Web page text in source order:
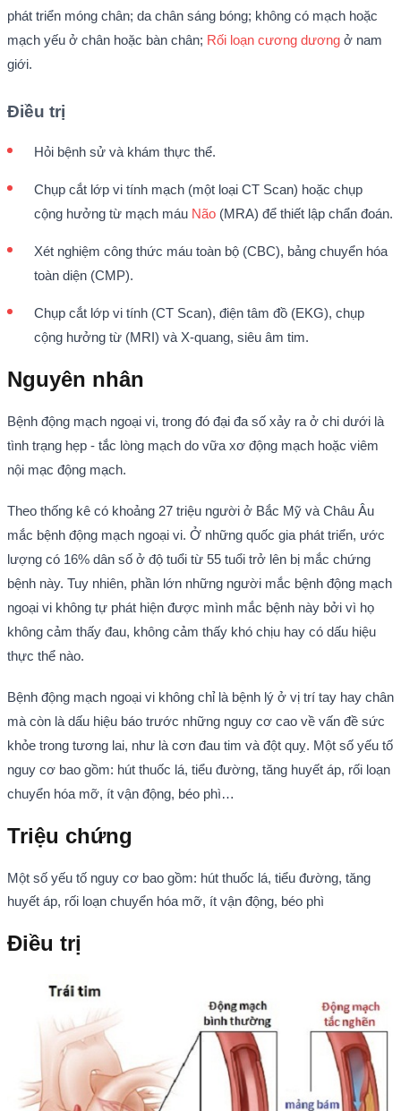
phát triển móng chân; da chân sáng bóng; không có mạch hoặc
mạch yếu ở chân hoặc bàn chân; Rối loạn cương dương ở nam
giới.
Điều trị
Hỏi bệnh sử và khám thực thể.
Chụp cắt lớp vi tính mạch (một loại CT Scan) hoặc chụp
cộng hưởng từ mạch máu Não (MRA) để thiết lập chẩn đoán.
Xét nghiệm công thức máu toàn bộ (CBC), bảng chuyển hóa
toàn diện (CMP).
Chụp cắt lớp vi tính (CT Scan), điện tâm đồ (EKG), chụp
cộng hưởng từ (MRI) và X-quang, siêu âm tim.
Nguyên nhân
Bệnh động mạch ngoại vi, trong đó đại đa số xảy ra ở chi dưới là
tình trạng hẹp - tắc lòng mạch do vữa xơ động mạch hoặc viêm
nội mạc động mạch.
Theo thống kê có khoảng 27 triệu người ở Bắc Mỹ và Châu Âu
mắc bệnh động mạch ngoại vi. Ở những quốc gia phát triển, ước
lượng có 16% dân số ở độ tuổi từ 55 tuổi trở lên bị mắc chứng
bệnh này. Tuy nhiên, phần lớn những người mắc bệnh động mạch
ngoại vi không tự phát hiện được mình mắc bệnh này bởi vì họ
không cảm thấy đau, không cảm thấy khó chịu hay có dấu hiệu
thực thể nào.
Bệnh động mạch ngoại vi không chỉ là bệnh lý ở vị trí tay hay chân
mà còn là dấu hiệu báo trước những nguy cơ cao về vấn đề sức
khỏe trong tương lai, như là cơn đau tim và đột quỵ. Một số yếu tố
nguy cơ bao gồm: hút thuốc lá, tiểu đường, tăng huyết áp, rối loạn
chuyển hóa mỡ, ít vận động, béo phì…
Triệu chứng
Một số yếu tố nguy cơ bao gồm: hút thuốc lá, tiểu đường, tăng
huyết áp, rối loạn chuyển hóa mỡ, ít vận động, béo phì
Điều trị